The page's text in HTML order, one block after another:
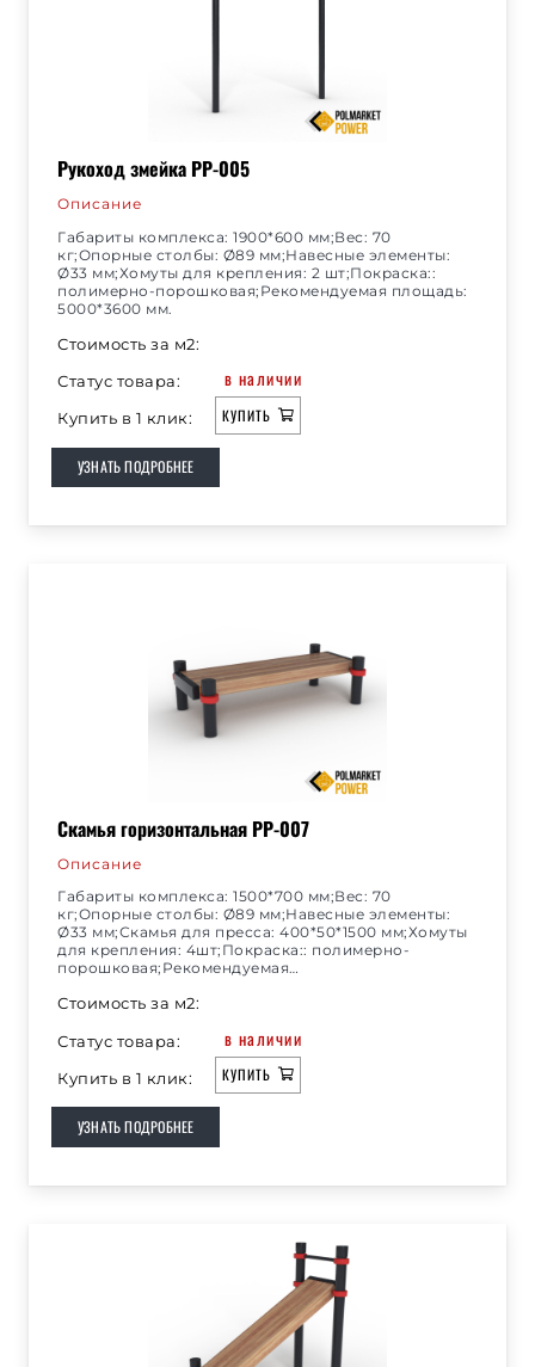
Рукоход змейка РР-005
Описание
Габариты комплекса: 1900*600 мм;Вес: 70
кг;Опорные столбы: Ø89 мм;Навесные элементы:
Ø33 мм;Хомуты для крепления: 2 шт;Покраска::
полимерно-порошковая;Рекомендуемая площадь:
5000*3600 мм.
Стоимость за м2:
Статус товара:
в наличии
Купить в 1 клик: КУПИТЬ
УЗНАТЬ ПОДРОБНЕЕ
Скамья горизонтальная РР-007
Описание
Габариты комплекса: 1500*700 мм;Вес: 70
кг;Опорные столбы: Ø89 мм;Навесные элементы:
Ø33 мм;Скамья для пресса: 400*50*1500 мм;Хомуты
для крепления: 4шт;Покраска:: полимерно-
порошковая;Рекомендуемая…
Стоимость за м2:
Статус товара:
в наличии
Купить в 1 клик: КУПИТЬ
УЗНАТЬ ПОДРОБНЕЕ